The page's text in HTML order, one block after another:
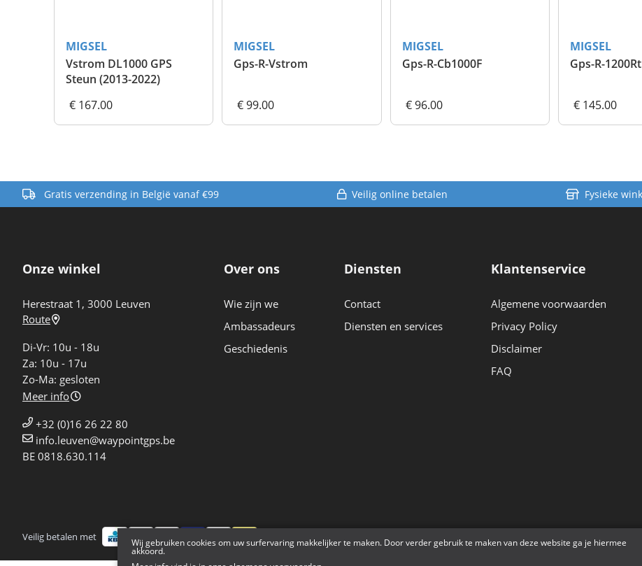
MIGSEL
Vstrom DL1000 GPS
Steun (2013-2022)
€ 167.00
MIGSEL
Gps-R-Vstrom
€ 99.00
MIGSEL
Gps-R-Cb1000F
€ 96.00
MIGSEL
Gps-R-1200Rt
€ 145.00
Gratis verzending in België vanaf €99 Veilig online betalen Fysieke
Onze winkel
Herestraat 1, 3000 Leuven
Route
Di-Vr: 10u - 18u
Za: 10u - 17u
Zo-Ma: gesloten
Meer info
+32 (0)16 26 22 80
info.leuven@waypointgps.be
BE 0818.630.114
Over ons
Wie zijn we
Ambassadeurs
Geschiedenis
Diensten
Contact
Diensten en services
Klantenservice
Algemene voorwaarden
Privacy Policy
Disclaimer
FAQ
Veilig betalen met Bezorgd door
Wij gebruiken cookies om uw surfervaring makkelijker te maken. Door verder gebruik te maken van deze website ga je hiermee
akkoord.